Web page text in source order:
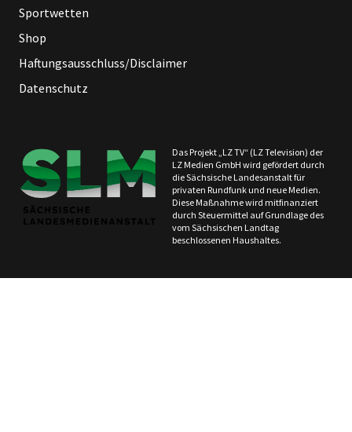
Sportwetten
Shop
Haftungsausschluss/Disclaimer
Datenschutz
Das Projekt „LZ TV“ (LZ Television) der
LZ Medien GmbH wird gefördert durch
die Sächsische Landesanstalt für
privaten Rundfunk und neue Medien.
Diese Maßnahme wird mitfinanziert
durch Steuermittel auf Grundlage des
vom Sächsischen Landtag
beschlossenen Haushaltes.